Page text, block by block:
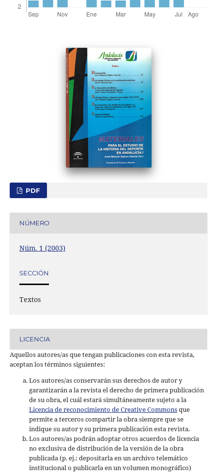
PDF
NÚMERO
Núm. 1 (2003)
SECCIÓN
Textos
LICENCIA
Aquellos autores/as que tengan publicaciones con esta revista,
aceptan los términos siguientes:
Los autores/as conservarán sus derechos de autor y
garantizarán a la revista el derecho de primera publicación
de su obra, el cuál estará simultáneamente sujeto a la
Licencia de reconocimiento de Creative Commonsque
permite a terceros compartir la obra siempre que se
indique su autor y su primera publicación esta revista.
Los autores/as podrán adoptar otros acuerdos de licencia
no exclusiva de distribución de la versión de la obra
publicada (p. ej.: depositarla en un archivo telemático
institucional o publicarla en un volumen monográfico)